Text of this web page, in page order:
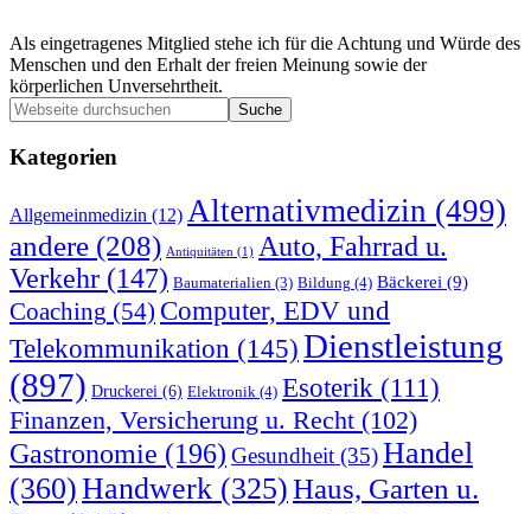
Als eingetragenes Mitglied stehe ich für die Achtung und Würde des
Menschen und den Erhalt der freien Meinung sowie der
körperlichen Unversehrtheit.
Seitenspalte
Webseite
durchsuchen
Kategorien
Allgemeinmedizin (12) Alternativmedizin (499)
andere (208) Antiquitäten (1) Auto, Fahrrad u.
Verkehr (147) Baumaterialien (3) Bildung (4) Bäckerei (9)
Coaching (54) Computer, EDV und
Telekommunikation (145)Dienstleistung
(897) Druckerei (6) Elektronik (4) Esoterik (111)
Finanzen, Versicherung u. Recht (102)
Gastronomie (196) Gesundheit (35)Handel
(360)Handwerk (325)Haus, Garten u.